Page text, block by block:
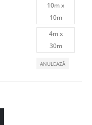
10m x
10m
4m x
30m
ANULEAZĂ